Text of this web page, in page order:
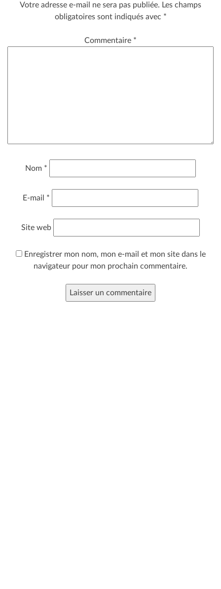
L’ARTICLE
Votre adresse e-mail ne sera pas publiée. Les champs
obligatoires sont indiqués avec *
Commentaire *
Nom *
E-mail *
Site web
Enregistrer mon nom, mon e-mail et mon site dans le
navigateur pour mon prochain commentaire.